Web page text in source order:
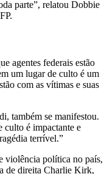
parte”, relatou Dobbie
agentes federais estão
um lugar de culto é um
com as vítimas e suas
também se manifestou.
culto é impactante e
terrível.”
violência política no país,
de direita Charlie Kirk,